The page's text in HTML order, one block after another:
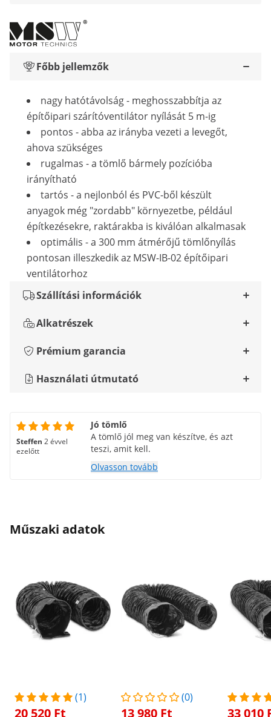
Főbb jellemzők
nagy hatótávolság - meghosszabbítja az
építőipari szárítóventilátor nyílását 5 m-ig
pontos - abba az irányba vezeti a levegőt,
ahova szükséges
rugalmas - a tömlő bármely pozícióba
irányítható
tartós - a nejlonból és PVC-ből készült
anyagok még "zordabb" környezetbe, például
építkezésekre, raktárakba is kiválóan alkalmasak
optimális - a 300 mm átmérőjű tömlőnyílás
pontosan illeszkedik az MSW-IB-02 építőipari
ventilátorhoz
Szállítási információk
Alkatrészek
Prémium garancia
Használati útmutató
Steffen 2 évvel
ezelőtt
Jó tömlő
A tömlő jól meg van készítve, és azt
teszi, amit kell.
Olvasson tovább
Műszaki adatok
(1)
20 520 Ft
(0)
13 980 Ft 33 010